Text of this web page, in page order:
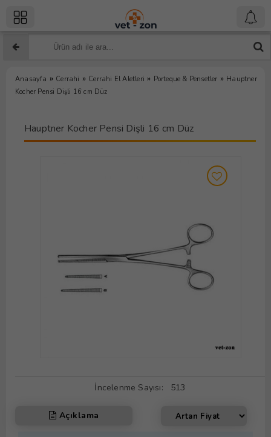
Anasayfa » Cerrahi » Cerrahi El Aletleri » Porteque & Pensetler » Hauptner
Kocher Pensi Dişli 16 cm Düz
Hauptner Kocher Pensi Dişli 16 cm Düz
İncelenme Sayısı: 513
Açıklama